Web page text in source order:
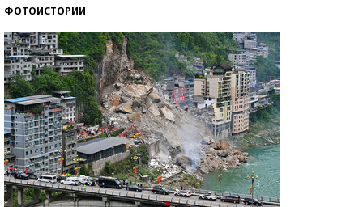
ФОТОИСТОРИИ